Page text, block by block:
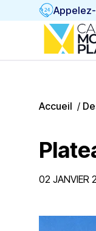
Accueil /
02 JANVIER